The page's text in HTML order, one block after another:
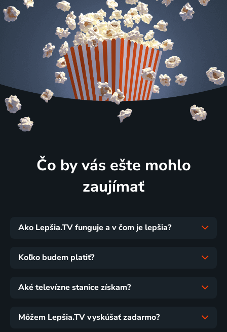
Čo by vás ešte mohlo
zaujímať
Ako Lepšia.TV funguje a v čom je lepšia?
Koľko budem platiť?
Aké televízne stanice získam?
Môžem Lepšia.TV vyskúšať zadarmo?